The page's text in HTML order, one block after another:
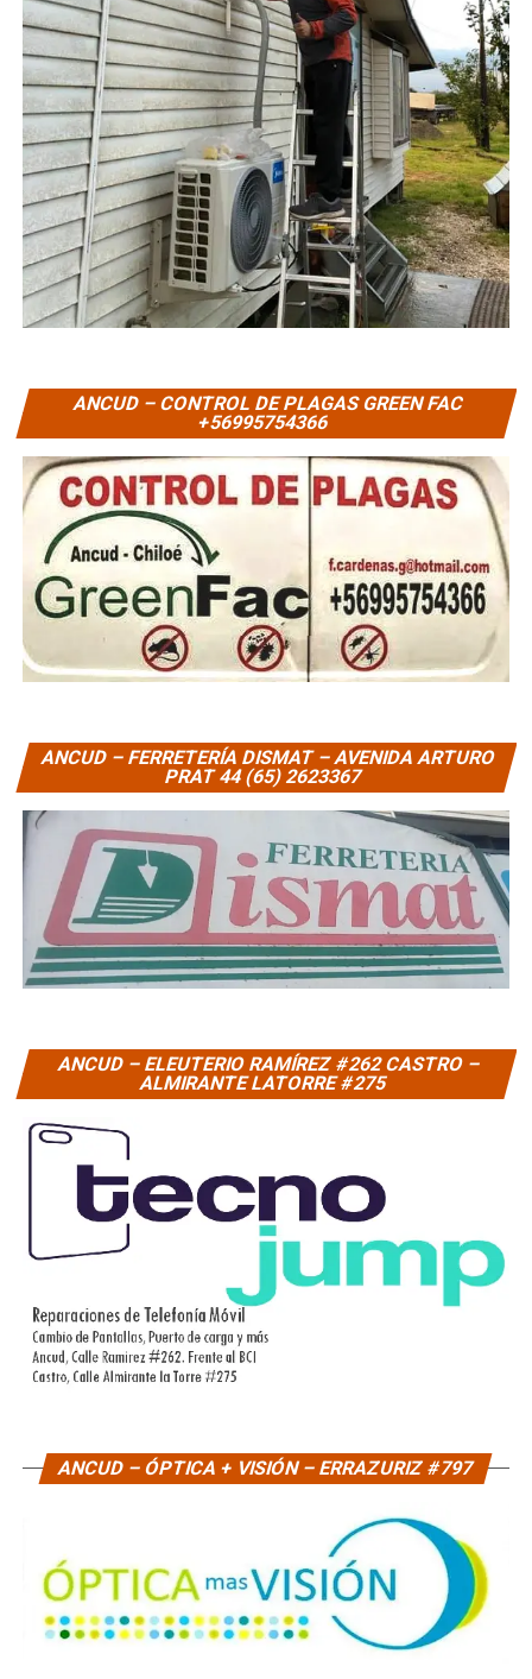
ANCUD – CONTROL DE PLAGAS GREEN FAC
+56995754366
ANCUD – FERRETERÍA DISMAT – AVENIDA ARTURO
PRAT 44 (65) 2623367
ANCUD – ELEUTERIO RAMÍREZ #262 CASTRO –
ALMIRANTE LATORRE #275
ANCUD – ÓPTICA + VISIÓN – ERRAZURIZ #797